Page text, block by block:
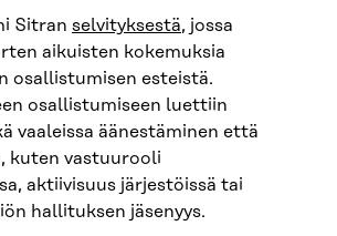
Sitran selvityksestä, jossa
aikuisten kokemuksia
osallistumisen esteistä.
osallistumiseen luettiin
vaaleissa äänestäminen että
kuten vastuurooli
aktiivisuus järjestöissä tai
hallituksen jäsenyys.